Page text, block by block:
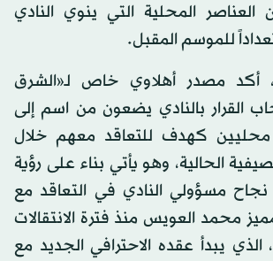
المحلية التي ينوي النادي
للموسم المقبل.
مصدر أهلاوي خاص لـ«الشرق
القرار بالنادي يضعون من اسم إلى
محليين كهدف للتعاقد معهم خلال
الحالية، وهو يأتي بناء على رؤية
نجاح مسؤولي النادي في التعاقد مع
محمد العويس منذ فترة الانتقالات
الذي يبدأ عقده الاحترافي الجديد مع